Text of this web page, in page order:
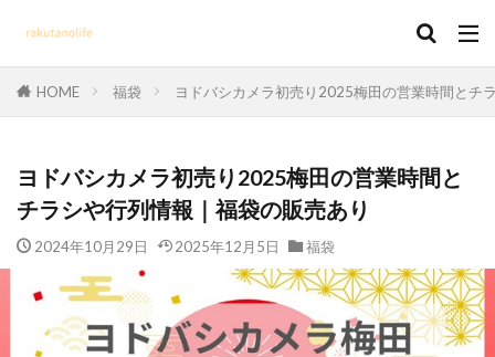
HOME 福袋 ヨドバシカメラ初売り2025梅田の営業時間とチ
ヨドバシカメラ初売り2025梅田の営業時間と
チラシや行列情報｜福袋の販売あり
2024年10月29日 2025年12月5日 福袋